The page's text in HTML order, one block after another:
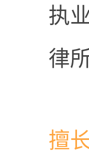
执
律
擅